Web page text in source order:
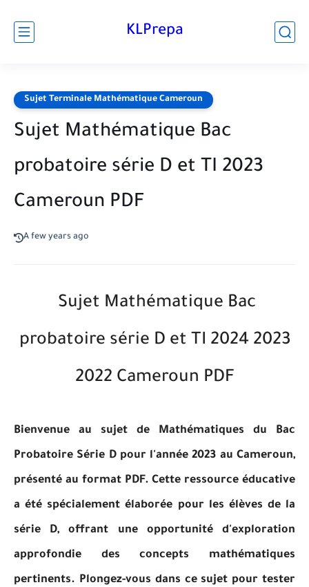
KLPrepa
Sujet Terminale Mathématique Cameroun
Sujet Mathématique Bac
probatoire série D et TI 2023
Cameroun PDF
A few years ago
Sujet Mathématique Bac
probatoire série D et TI 2024 2023
2022 Cameroun PDF
Bienvenue au sujet de Mathématiques du Bac
Probatoire Série D pour l'année 2023 au Cameroun,
présenté au format PDF. Cette ressource éducative
a été spécialement élaborée pour les élèves de la
série D, offrant une opportunité d'exploration
approfondie des concepts mathématiques
pertinents. Plongez-vous dans ce sujet pour tester